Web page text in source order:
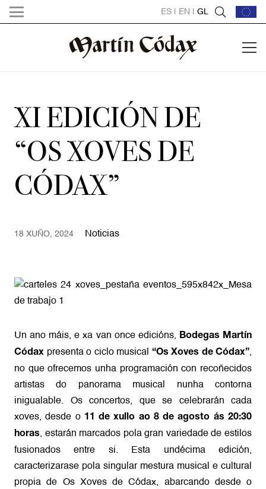
ES EN GL
XI EDICIÓN DE
“OS XOVES DE
CÓDAX”
18 XUÑO, 2024 Noticias
Un ano máis, e xa van once edicións, Bodegas Martín
Códax presenta o ciclo musical “Os Xoves de Códax”,
no que ofrecemos unha programación con recoñecidos
artistas do panorama musical nunha contorna
inigualable. Os concertos, que se celebrarán cada
xoves, desde o 11 de xullo ao 8 de agosto ás 20:30
horas, estarán marcados pola gran variedade de estilos
fusionados entre si. Esta undécima edición,
caracterizarase pola singular mestura musical e cultural
propia de Os Xoves de Códax, abarcando desde o